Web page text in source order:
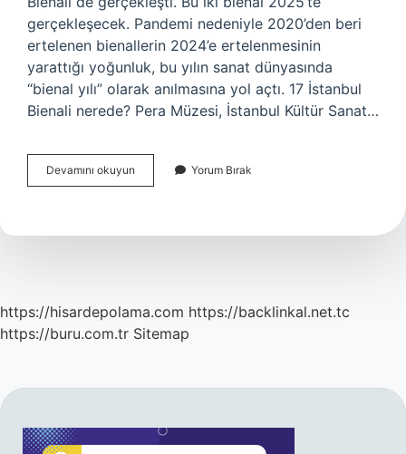
gerçekleşecek. Pandemi nedeniyle 2020’den beri
ertelenen bienallerin 2024’e ertelenmesinin
yarattığı yoğunluk, bu yılın sanat dünyasında
“bienal yılı” olarak anılmasına yol açtı. 17 İstanbul
Bienali nerede? Pera Müzesi, İstanbul Kültür Sanat…
Devamını okuyun
Istanbul
Zaman
Yorum Bırak
https://hisardepolama.com https://backlinkal.net.tc
https://buru.com.tr Sitemap
SIDEBAR